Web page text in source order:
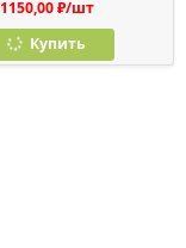
1150,00 ₽/шт
Купить